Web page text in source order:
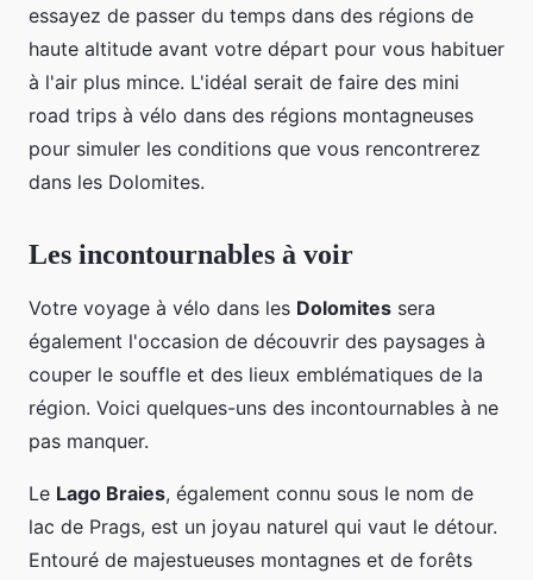
essayez de passer du temps dans des régions de
haute altitude avant votre départ pour vous habituer
à l'air plus mince. L'idéal serait de faire des mini
road trips à vélo dans des régions montagneuses
pour simuler les conditions que vous rencontrerez
dans les Dolomites.
Les incontournables à voir
Votre voyage à vélo dans les Dolomites sera
également l'occasion de découvrir des paysages à
couper le souffle et des lieux emblématiques de la
région. Voici quelques-uns des incontournables à ne
pas manquer.
Le Lago Braies, également connu sous le nom de
lac de Prags, est un joyau naturel qui vaut le détour.
Entouré de majestueuses montagnes et de forêts